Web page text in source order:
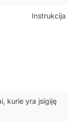
Instrukcija
kurie yra įsigiję